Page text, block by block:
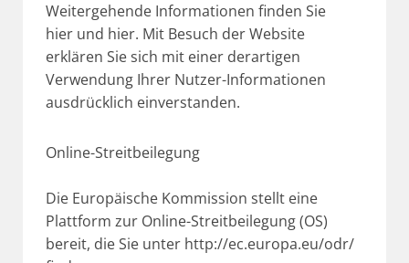
Weitergehende Informationen finden Sie
hier und hier. Mit Besuch der Website
erklären Sie sich mit einer derartigen
Verwendung Ihrer Nutzer-Informationen
ausdrücklich einverstanden.
Online-Streitbeilegung
Die Europäische Kommission stellt eine
Plattform zur Online-Streitbeilegung (OS)
bereit, die Sie unter http://ec.europa.eu/odr/